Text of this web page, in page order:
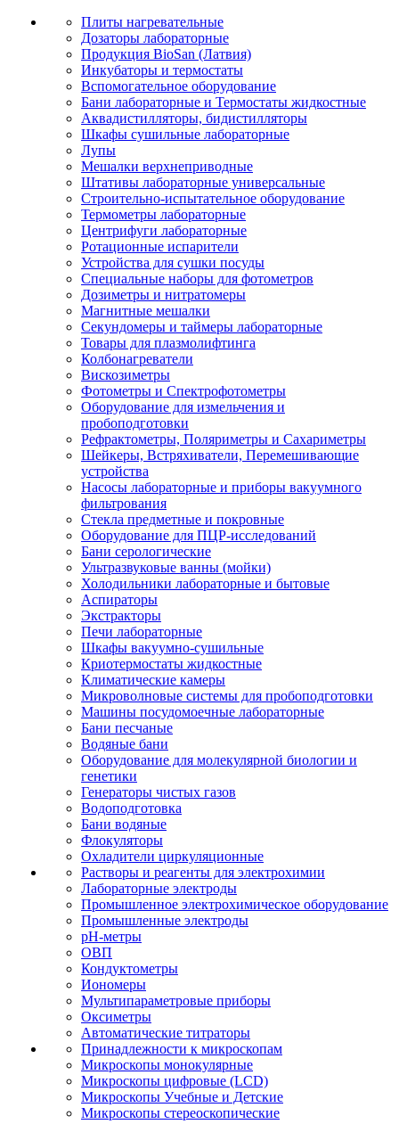
Плиты нагревательные
Дозаторы лабораторные
Продукция BioSan (Латвия)
Инкубаторы и термостаты
Вспомогательное оборудование
Бани лабораторные и Термостаты жидкостные
Аквадистилляторы, бидистилляторы
Шкафы сушильные лабораторные
Лупы
Мешалки верхнеприводные
Штативы лабораторные универсальные
Строительно-испытательное оборудование
Термометры лабораторные
Центрифуги лабораторные
Ротационные испарители
Устройства для сушки посуды
Специальные наборы для фотометров
Дозиметры и нитратомеры
Магнитные мешалки
Секундомеры и таймеры лабораторные
Товары для плазмолифтинга
Колбонагреватели
Вискозиметры
Фотометры и Спектрофотометры
Оборудование для измельчения и
пробоподготовки
Рефрактометры, Поляриметры и Сахариметры
Шейкеры, Встряхиватели, Перемешивающие
устройства
Насосы лабораторные и приборы вакуумного
фильтрования
Стекла предметные и покровные
Оборудование для ПЦР-исследований
Бани серологические
Ультразвуковые ванны (мойки)
Холодильники лабораторные и бытовые
Аспираторы
Экстракторы
Печи лабораторные
Шкафы вакуумно-сушильные
Криотермостаты жидкостные
Климатические камеры
Микроволновые системы для пробоподготовки
Машины посудомоечные лабораторные
Бани песчаные
Водяные бани
Оборудование для молекулярной биологии и
генетики
Генераторы чистых газов
Водоподготовка
Бани водяные
Флокуляторы
Охладители циркуляционные
Растворы и реагенты для электрохимии
Лабораторные электроды
Промышленное электрохимическое оборудование
Промышленные электроды
pH-метры
ОВП
Кондуктометры
Иономеры
Мультипараметровые приборы
Оксиметры
Автоматические титраторы
Принадлежности к микроскопам
Микроскопы монокулярные
Микроскопы цифровые (LCD)
Микроскопы Учебные и Детские
Микроскопы стереоскопические